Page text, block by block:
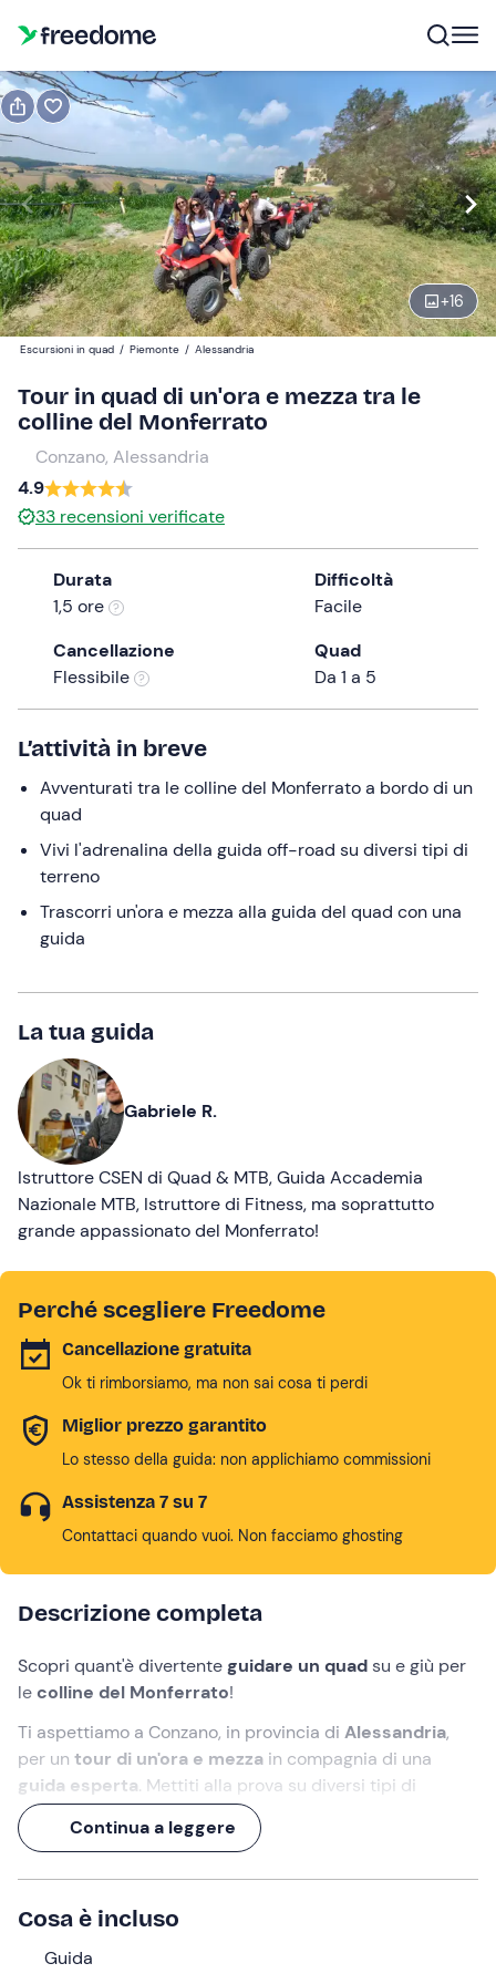
+16
Prenota Regala
Navigate
forward
to
interact
with
the
and
select
date.
Press
the
question
mark
keyboard
shortcuts
for
changing
dates.
Modifica
10:00 Modifica
Quad singolo
65 €
1
Quad biposto
90 €
0
Escursioni in quad / Piemonte / Alessandria
Tour in quad di un'ora e mezza tra le
colline del Monferrato
Conzano, Alessandria
4.9
33 recensioni verificate
Durata
1,5 ore
Difficoltà
Facile
Cancellazione
Flessibile
Quad
Da 1 a 5
L’attività in breve
Avventurati tra le colline del Monferrato a bordo di un
quad
Vivi l'adrenalina della guida off-road su diversi tipi di
terreno
Trascorri un'ora e mezza alla guida del quad con una
guida
La tua guida
Gabriele R.
Istruttore CSEN di Quad & MTB, Guida Accademia
Nazionale MTB, Istruttore di Fitness, ma soprattutto
grande appassionato del Monferrato!
Perché scegliere Freedome
Cancellazione gratuita
Ok ti rimborsiamo, ma non sai cosa ti perdi
Miglior prezzo garantito
Lo stesso della guida: non applichiamo commissioni
Assistenza 7 su 7
Contattaci quando vuoi. Non facciamo ghosting
Descrizione completa
Scopri quant'è divertente guidare un quadsu e giù per
le colline del Monferrato!
Ti aspettiamo a Conzano, in provincia di Alessandria,
per un tour di un'ora e mezza in compagnia di una
guida esperta. Mettiti alla prova su diversi tipi di
terreno e sperimenta l'adrenalina di un percorso off-
road
panoramico.
Motore acceso, mano sull'acceleratore e si parte!
Cosa faremo
L'appuntamento avrà luogo all'orario selezionato nel
Continua a leggere
Cosa è incluso
Guida